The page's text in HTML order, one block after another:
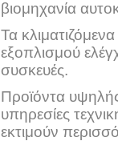
βιομηχανία
Τα
εξοπλισμού
συσκευές.
Προϊόντα
υπηρεσίες
εκτιμούν